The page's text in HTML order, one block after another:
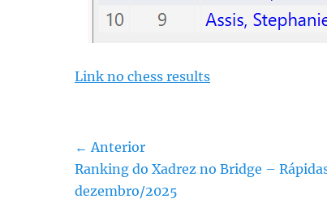
Link no chess results
Navegação
de
← Anterior
Post
anterior:
Ranking do Xadrez no Bridge –
dezembro/2025